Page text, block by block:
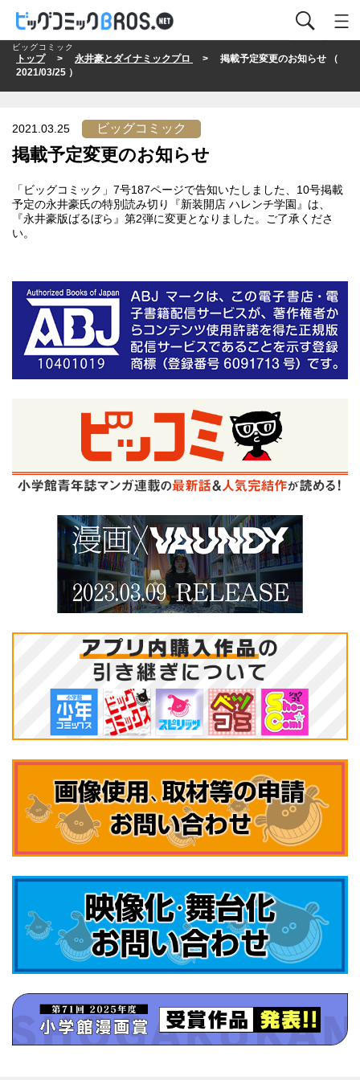
トップ> 永井豪とダイナミックプロ
> 掲載予定変更のお知らせ （
2021/03/25 ）
ビッグコミック
2021.03.25
掲載予定変更のお知らせ
ビッグコミック
「ビッグコミック」7号187ページで告知いたしました、10号掲載
予定の永井豪氏の特別読み切り『新装開店 ハレンチ学園』は、
『永井豪版ばるぼら』第2弾に変更となりました。ご了承くださ
い。